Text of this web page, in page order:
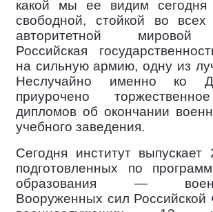
какой мы ее видим
свободной, стойкой во всех
авторитетной мировой
Российская
на сильную армию, одну из
Неслучайно именно ко
приурочено
дипломов об окончании
учебного заведения.
Сегодня институт выпускает
подготовленных по
образования —
Вооруженных сил Российской